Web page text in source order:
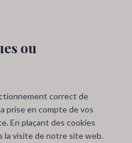
ou
correct de
prise en compte de vos
En plaçant des cookies
la visite de notre site web.